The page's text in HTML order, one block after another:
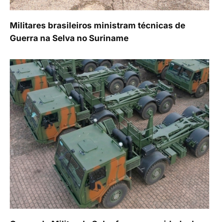
Militares brasileiros ministram técnicas de
Guerra na Selva no Suriname